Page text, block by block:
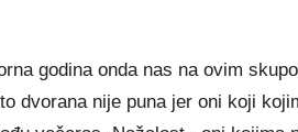
godina onda nas na ovim
dvorana nije puna jer oni koji